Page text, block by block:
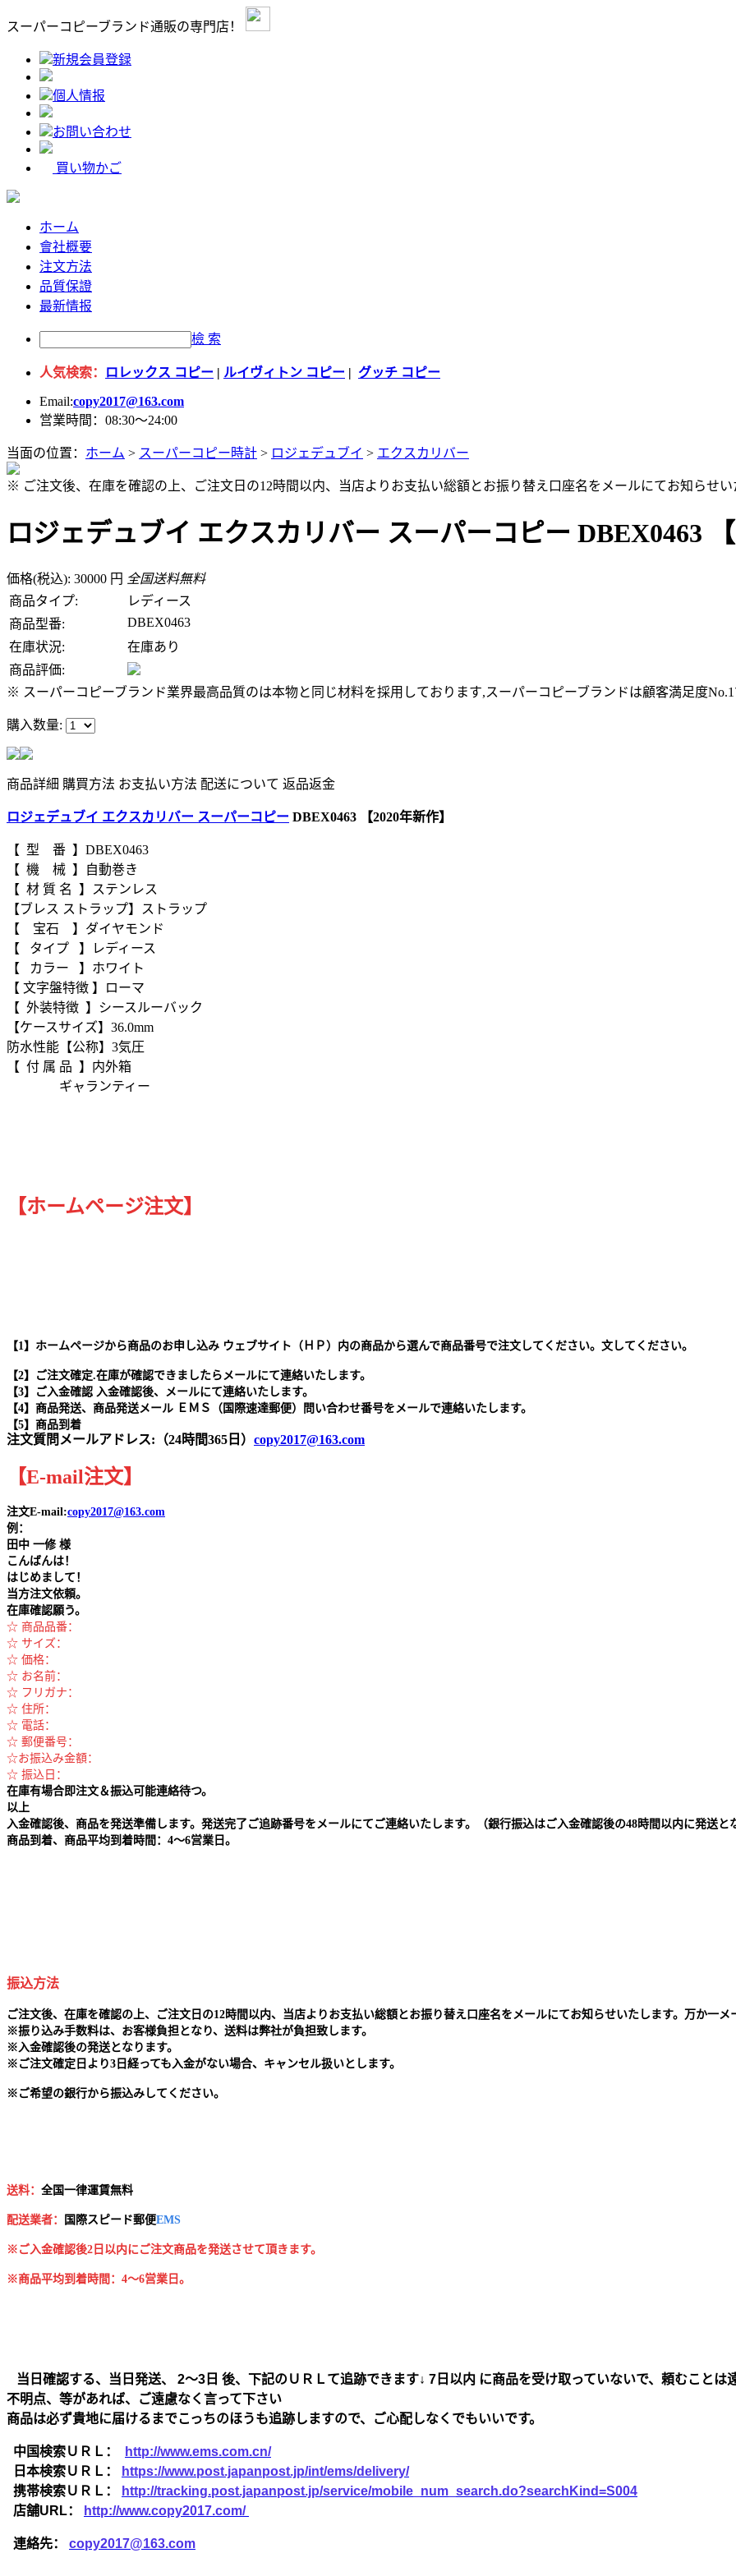
スーパーコピーブランド通販の専門店！
新規会員登録
個人情报
お問い合わせ
買い物かご
ホーム
會社概要
注文方法
品質保證
最新情报
檢 索
人気検索： ロレックス コピー | ルイヴィトン コピー | グッチ コピー
Email:copy2017@163.com
営業時間：08:30～24:00
当面の位置： ホーム > スーパーコピー時計 > ロジェデュブイ > エクスカリバー
※ ご注文後、在庫を確認の上、ご注文日の12時間以内、当店よりお支払い総額とお振り替え口座名をメールにてお知らせい
ロジェデュブイ エクスカリバー スーパーコピー DBEX0463 【
価格(税込): 30000 円 全国送料無料
商品タイプ:
レディース
商品型番:
DBEX0463
在庫状況:
在庫あり
商品評価:
※ スーパーコピーブランド業界最高品質のは本物と同じ材料を採用しております,スーパーコピーブランドは顧客満足度No.1
購入数量:
商品詳細 購買方法 お支払い方法 配送について 返品返金
ロジェデュブイ エクスカリバー スーパーコピー DBEX0463 【2020年新作】
【 型 番 】DBEX0463
【 機 械 】自動巻き
【 材 質 名 】ステンレス
【ブレス ストラップ】ストラップ
【 宝石 】ダイヤモンド
【 タイプ 】レディース
【 カラー 】ホワイト
【 文字盤特徴 】ローマ
【 外装特徴 】シースルーバック
【ケースサイズ】36.0mm
防水性能【公称】3気圧
【 付 属 品 】内外箱
ギャランティー
【ホームページ注文】
【1】ホームページから商品のお申し込み ウェブサイト（ＨＰ）内の商品から選んで商品番号で注文してください。文してください。
【2】ご注文確定.在庫が確認できましたらメールにて連絡いたします。
【3】ご入金確認 入金確認後、メールにて連絡いたします。
【4】商品発送、商品発送メール ＥＭＳ（国際速達郵便）問い合わせ番号をメールで連絡いたします。
【5】商品到着
注文質問メールアドレス:（24時間365日） copy2017@163.com
【E-mail注文】
注文E-mail:copy2017@163.com
例：
田中 一修 様
こんばんは！
はじめまして！
当方注文依頼。
在庫確認願う。
☆ 商品品番：
☆ サイズ：
☆ 価格：
☆ お名前：
☆ フリガナ：
☆ 住所：
☆ 電話：
☆ 郵便番号：
☆お振込み金額：
☆ 振込日：
在庫有場合即注文＆振込可能連絡待つ。
以上
入金確認後、商品を発送準備します。発送完了ご追跡番号をメールにてご連絡いたします。（銀行振込はご入金確認後の48時間以内に発送と
商品到着、商品平均到着時間：4～6営業日。
振込方法
ご注文後、在庫を確認の上、ご注文日の12時間以内、当店よりお支払い総額とお振り替え口座名をメールにてお知らせいたします。万か一メ
※振り込み手数料は、お客様負担となり、送料は弊社が負担致します。
※ 入金確認後の発送となります。
※ ご注文確定日より3日経っても入金がない場合、キャンセル扱いとします。
※ ご希望の銀行から振込みしてください。
送料： 全国一律運賃無料
配送業者： 国 際スピード郵便EMS
※ご入金確認後2日以内にご注文商品を発送させて頂きます。
※商品平均到着時間：4～6営業日。
当日確認する、当日発送、 2～3日 後、下記のＵＲＬて追跡できます↓ 7日以内 に商品を受け取っていないで、頼むこと
不明点、等があれば、ご遠慮なく言って下さい
商品は必ず貴地に届けるまでこっちのほうも追跡しますので、ご心配しなくでもいいです。
中国検索ＵＲＬ：
http://www.ems.com.cn/
日本検索ＵＲＬ：
https://www.post.japanpost.jp/int/ems/delivery/
携帯検索ＵＲＬ：
http://tracking.post.japanpost.jp/service/mobile_num_search.do?searchKind=S004
店舗URL：
http://www.copy2017.com/
連絡先： copy2017@163.com